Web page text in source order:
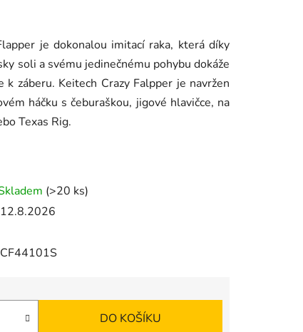
je dokonalou imitací raka, která díky
soli a svému jedinečnému pohybu dokáže
k záberu. Keitech Crazy Falpper je navržen
háčku s čeburaškou, jigové hlavičce, na
Texas Rig.
(>20 ks)
12.8.2026
CF44101S
DO KOŠÍKU